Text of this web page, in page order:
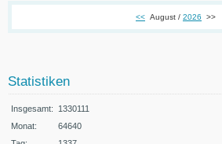
<< August / 2026 >>
Statistiken
Insgesamt:
1330111
Monat:
64640